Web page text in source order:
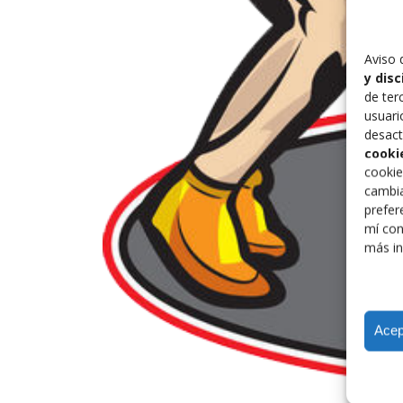
Aviso
y
de
mí
más